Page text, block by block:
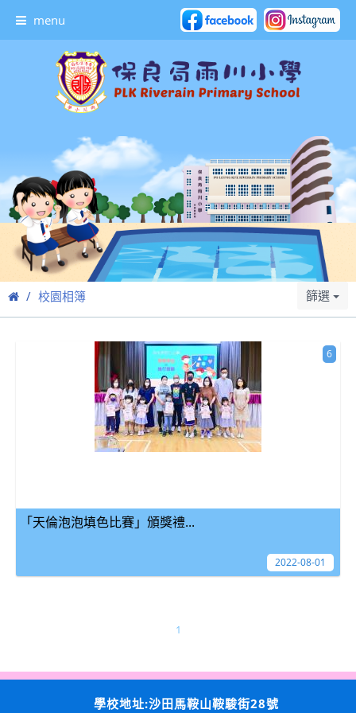
menu
校園相簿 篩選
「天倫泡泡填色比賽」頒獎禮...
6
2022-08-01
1
學校地址:沙田馬鞍山鞍駿街28號